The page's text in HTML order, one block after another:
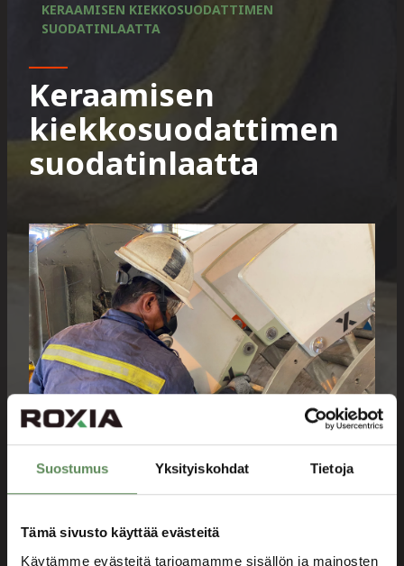
Suostumus Yksityiskohdat Tietoja
Tämä sivusto käyttää evästeitä
Käytämme evästeitä tarjoamamme sisällön ja mainosten
KERAAMISEN KIEKKOSUODATTIMEN
SUODATINLAATTA
Keraamisen
kiekkosuodattimen
suodatinlaatta
OEM-laatu ja parannettu
suorituskyky